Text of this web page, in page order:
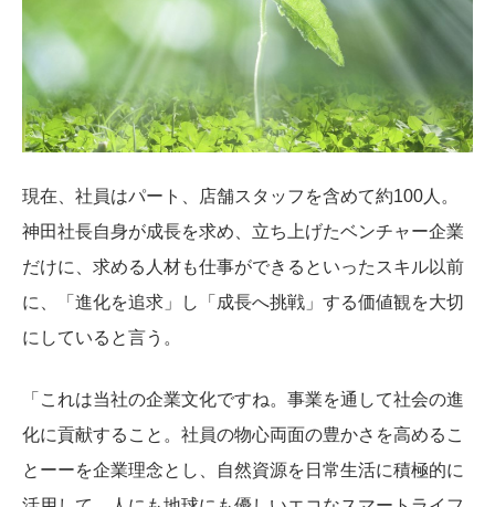
現在、社員はパート、店舗スタッフを含めて約100人。
神田社長自身が成長を求め、立ち上げたベンチャー企業
だけに、求める人材も仕事ができるといったスキル以前
に、「進化を追求」し「成長へ挑戦」する価値観を大切
にしていると言う。
「これは当社の企業文化ですね。事業を通して社会の進
化に貢献すること。社員の物心両面の豊かさを高めるこ
とーーを企業理念とし、自然資源を日常生活に積極的に